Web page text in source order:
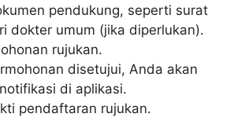
pendukung, seperti surat
dokter umum (jika diperlukan).
rujukan.
disetujui, Anda akan
di aplikasi.
pendaftaran rujukan.